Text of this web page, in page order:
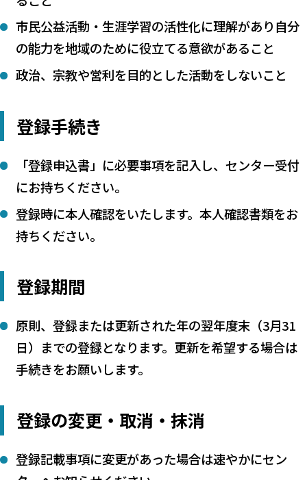
市民公益活動・生涯学習の活性化に理解があり自分
の能力を地域のために役立てる意欲があること
政治、宗教や営利を目的とした活動をしないこと
登録手続き
「登録申込書」に必要事項を記入し、センター受付
にお持ちください。
登録時に本人確認をいたします。本人確認書類をお
持ちください。
登録期間
原則、登録または更新された年の翌年度末（3月31
日）までの登録となります。更新を希望する場合は
手続きをお願いします。
登録の変更・取消・抹消
登録記載事項に変更があった場合は速やかにセン